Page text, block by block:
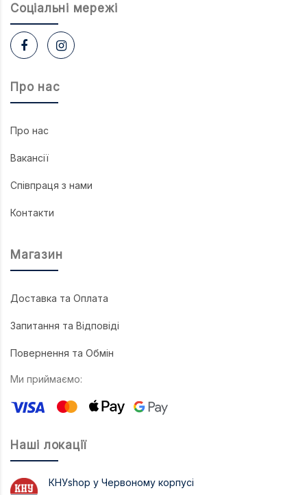
Про нас
Про нас
Вакансії
Співпраця з нами
Контакти
Магазин
Доставка та Оплата
Запитання та Відповіді
Повернення та Обмін
Ми приймаємо:
Наші локації
КНУshop у Червоному корпусі
Соцiальнi мережi